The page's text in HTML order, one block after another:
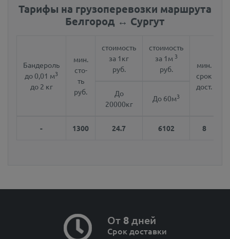
Тарифы на грузоперевозки маршрута
Белгород ↔ Сургут
Бандероль
до 0,01 м3
до 2 кг
мин.
сто-
ть
руб.
стоимость
за 1кг
руб.
стоимость
за 1м 3
руб.
мин.
срок
дост.
До
20000кг
До 60м3
- 1300 24.7 6102 8
От 8дней
Срок доставки